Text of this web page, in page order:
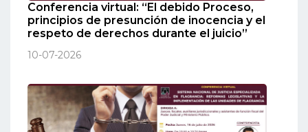
Conferencia virtual: “El debido Proceso,
principios de presunción de inocencia y el
respeto de derechos durante el juicio”
10-07-2026